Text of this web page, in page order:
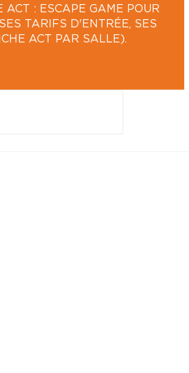
ACT : ESCAPE GAME POUR
TARIFS D'ENTRÉE, SES
ACT PAR SALLE).